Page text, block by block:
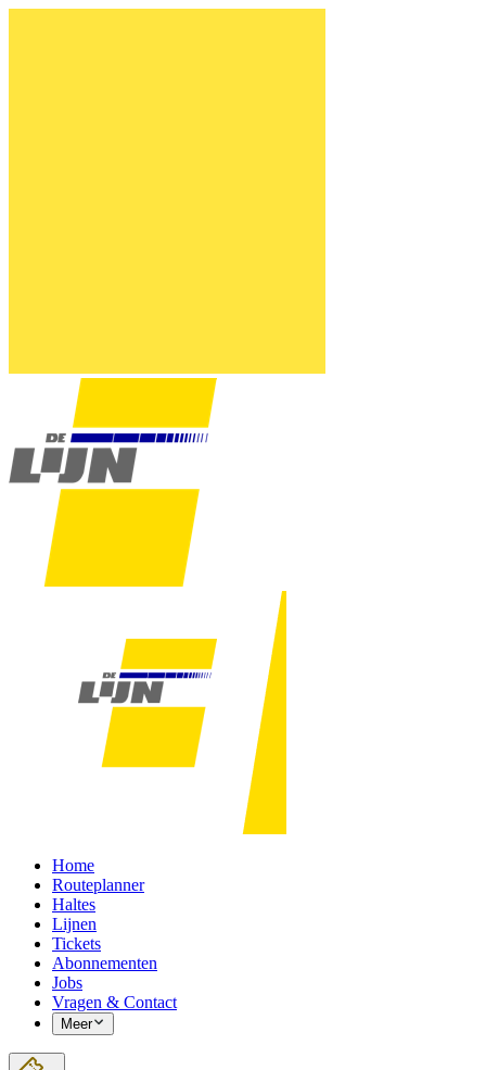
Home
Routeplanner
Haltes
Lijnen
Tickets
Abonnementen
Jobs
Vragen & Contact
Meer